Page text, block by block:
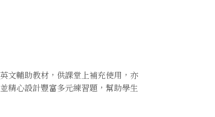
文輔助教材，供課堂上補充使用，亦
精心設計豐富多元練習題，幫助學生